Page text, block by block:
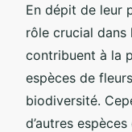
En dépit de leur
rôle crucial dans
contribuent à la
espèces de
biodiversité.
d’autres